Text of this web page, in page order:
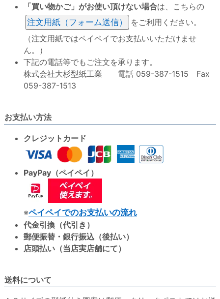
「買い物かご」がお使い頂けない場合は、こちらの
注文用紙（フォーム送信）
をご利用ください。
（注文用紙ではペイペイでお支払いいただけませ
ん。）
下記の電話等でもご注文を承ります。
株式会社大杉型紙工業 電話 059-387-1515 Fax
059-387-1513
お支払い方法
クレジットカード
PayPay（ペイペイ）
※ペイペイでのお支払いの流れ
代金引換（代引き）
郵便振替・銀行振込（後払い）
店頭払い（当店実店舗にて）
送料について